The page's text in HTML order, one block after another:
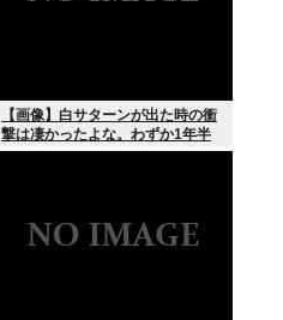
【画像】白サターンが出た時の衝
撃は凄かったよな。わずか1年半
でここまで白くなって更に価格が